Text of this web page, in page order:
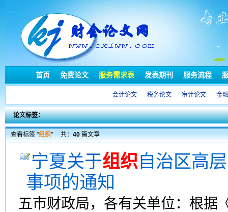
首页 免费论文 服务需求表 发表期刊 服务流程
会计论文 税务论文 审计论文 金
论文标签：
查看标签 "组织" 共：40篇文章
宁夏关于组织自治区高
事项的通知
五市财政局，各有关单位：根据